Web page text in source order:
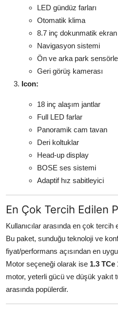
LED gündüz farları
Otomatik klima
8.7 inç dokunmatik ekran
Navigasyon sistemi
Ön ve arka park
Geri görüş kamerası
Icon:
18 inç alaşım jantlar
Full LED farlar
Panoramik cam tavan
Deri koltuklar
Head-up display
BOSE ses sistemi
Adaptif hız sabitleyici
En Çok Tercih Edilen
Kullanıcılar arasında en çok tercih
Bu paket, sunduğu teknoloji ve
fiyat/performans açısından en
Motor seçeneği olarak ise 1.3 TCe
motor, yeterli gücü ve düşük yakıt
arasında popülerdir.